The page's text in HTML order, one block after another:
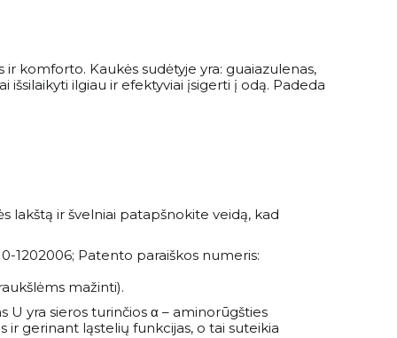
komforto. Kaukės sudėtyje yra: guaiazulenas,
išsilaikyti ilgiau ir efektyviai įsigerti į odą. Padeda
lakštą ir švelniai patapšnokite veidą, kad
1202006; Patento paraiškos numeris:
mažinti).
U yra sieros turinčios α – aminorūgšties
gerinant ląstelių funkcijas, o tai suteikia